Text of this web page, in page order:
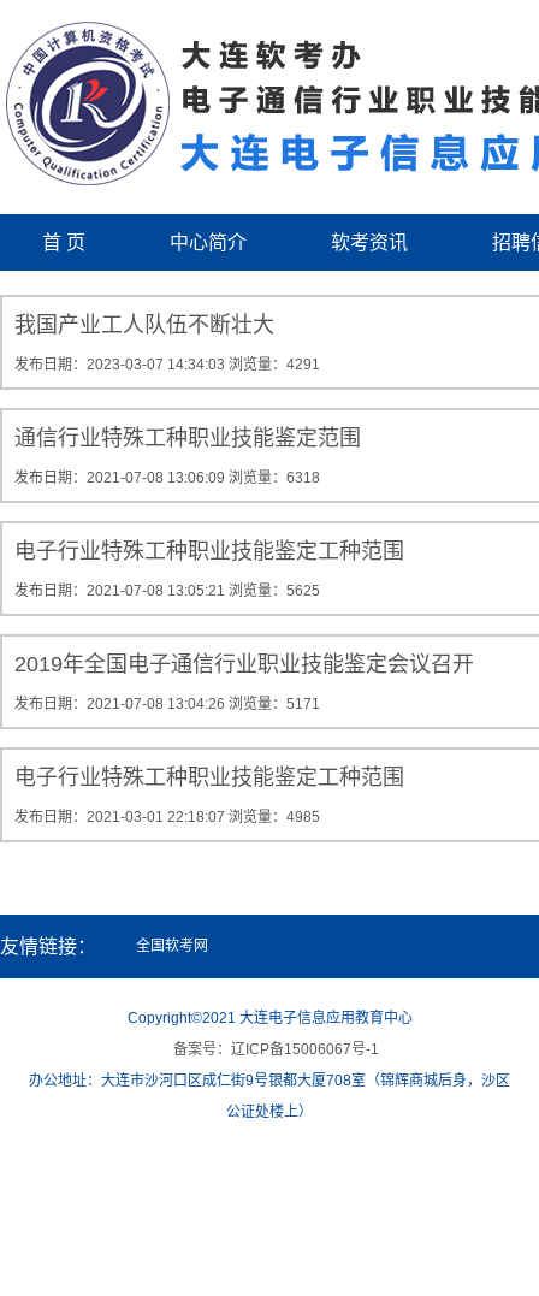
首 页 中心简介 软考资讯 招聘
我国产业工人队伍不断壮大
发布日期：2023-03-07 14:34:03 浏览量：4291
通信行业特殊工种职业技能鉴定范围
发布日期：2021-07-08 13:06:09 浏览量：6318
电子行业特殊工种职业技能鉴定工种范围
发布日期：2021-07-08 13:05:21 浏览量：5625
2019年全国电子通信行业职业技能鉴定会议召开
发布日期：2021-07-08 13:04:26 浏览量：5171
电子行业特殊工种职业技能鉴定工种范围
发布日期：2021-03-01 22:18:07 浏览量：4985
友情链接： 全国软考网
Copyright©2021 大连电子信息应用教育中心
备案号：辽ICP备15006067号-1
办公地址：大连市沙河口区成仁街9号银都大厦708室（锦辉商城后身，沙区
公证处楼上）